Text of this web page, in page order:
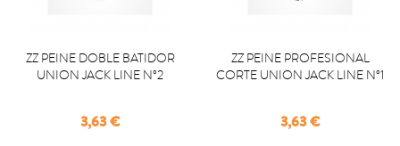
ZZ PEINE DOBLE BATIDOR
UNION JACK LINE Nº2
Precio
3,63 €
ZZ PEINE PROFESIONAL
CORTE UNION JACK LINE Nº1
Precio
3,63 €